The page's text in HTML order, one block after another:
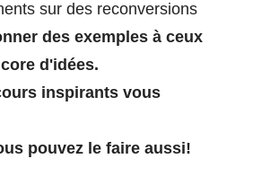
sur des reconversions
des exemples à ceux
d'idées.
inspirants vous
pouvez le faire aussi!